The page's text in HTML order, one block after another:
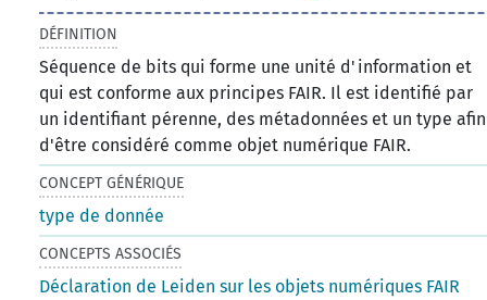
DÉFINITION
Séquence de bits qui forme une unité d'information et
qui est conforme aux principes FAIR. Il est identifié par
un identifiant pérenne, des métadonnées et un type afin
d'être considéré comme objet numérique FAIR.
CONCEPT GÉNÉRIQUE
type de donnée
CONCEPTS ASSOCIÉS
Déclaration de Leiden sur les objets numériques FAIR